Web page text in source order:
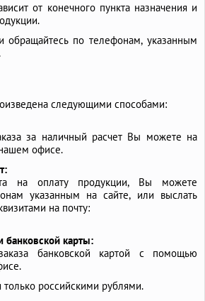
от конечного пункта назначения и
обращайтесь по телефонам, указанным
следующими способами:
за наличный расчет Вы можете на
офисе.
на оплату продукции, Вы можете
указанным на сайте, или выслать
на почту:
банковской карты:
банковской картой с помощью
только российскими рублями.